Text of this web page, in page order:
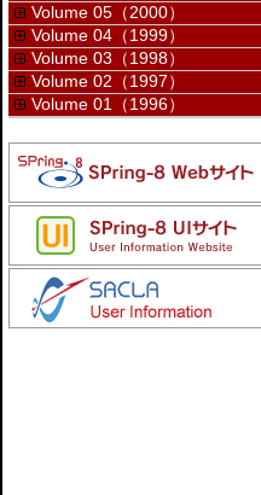
Volume 05（2000）
Volume 04（1999）
Volume 03（1998）
Volume 02（1997）
Volume 01（1996）